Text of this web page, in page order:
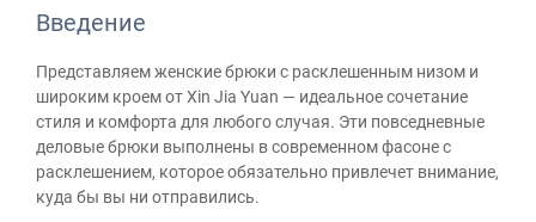
Введение
Представляем женские брюки с расклешенным низом и
широким кроем от Xin Jia Yuan — идеальное сочетание
стиля и комфорта для любого случая. Эти повседневные
деловые брюки выполнены в современном фасоне с
расклешением, которое обязательно привлечет внимание,
куда бы вы ни отправились.